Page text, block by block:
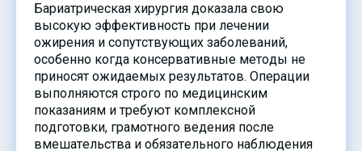
Бариатрическая хирургия доказала свою
высокую эффективность при лечении
ожирения и сопутствующих заболеваний,
особенно когда консервативные методы не
приносят ожидаемых результатов. Операции
выполняются строго по медицинским
показаниям и требуют комплексной
подготовки, грамотного ведения после
вмешательства и обязательного наблюдения